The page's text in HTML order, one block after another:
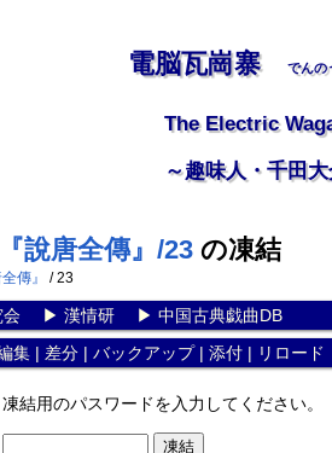
電脳瓦崗寨 でんの
The Electric
～趣味人・千田
說唐全傳』/23 の凍結
傳』 / 23
会▶ 漢情研▶ 中国古典戯曲DB
集| 差分| バックアップ| 添付| リロード
凍結用のパスワードを入力してください。